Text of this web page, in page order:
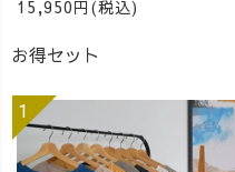
15,950円(税込)
お得セット